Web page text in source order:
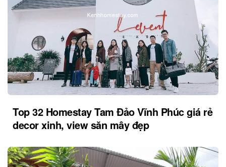
Top 32 Homestay Tam Đảo Vĩnh Phúc giá rẻ
decor xinh, view săn mây đẹp